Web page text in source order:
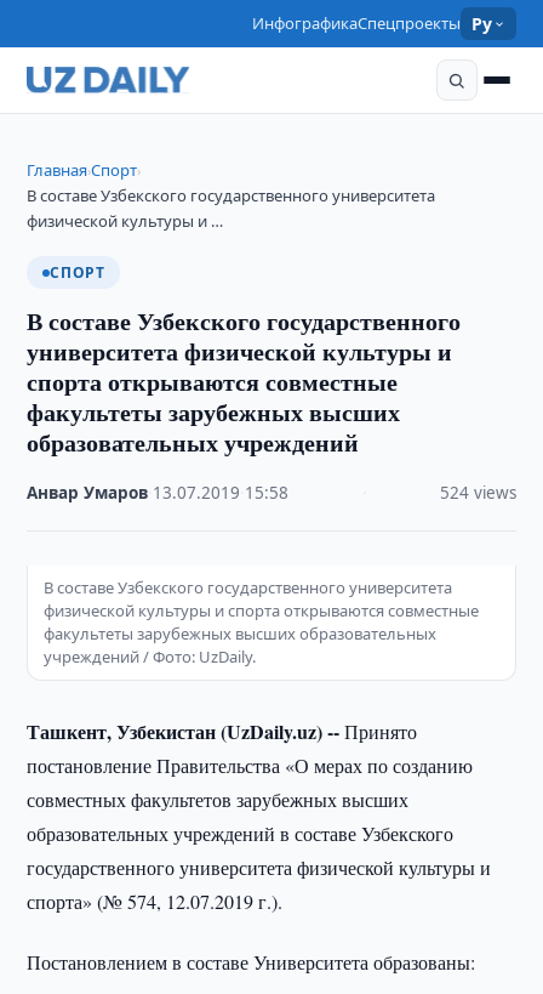
ИнфографикаСпецпроекты Ру
Главная›Спорт›
В составе Узбекского государственного университета
физической культуры и …
СПОРТ
В составе Узбекского государственного
университета физической культуры и
спорта открываются совместные
факультеты зарубежных высших
образовательных учреждений
Анвар Умаров 13.07.2019 15:58 524 views
В составе Узбекского государственного университета
физической культуры и спорта открываются совместные
факультеты зарубежных высших образовательных
учреждений / Фото: UzDaily.
Ташкент, Узбекистан (UzDaily.uz) --Принято
постановление Правительства «О мерах по созданию
совместных факультетов зарубежных высших
образовательных учреждений в составе Узбекского
государственного университета физической культуры и
спорта» (№ 574, 12.07.2019 г.).
Постановлением в составе Университета образованы: